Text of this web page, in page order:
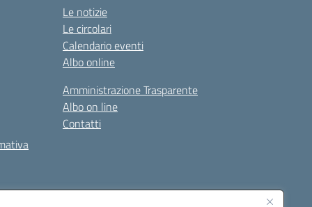
Le notizie
Le circolari
Calendario eventi
Albo online
Amministrazione Trasparente
Albo on line
Contatti